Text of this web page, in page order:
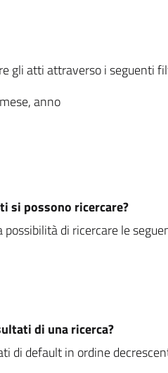
gli atti attraverso i seguenti
anno
si possono ricercare?
di ricercare le
di una ricerca?
di default in ordine